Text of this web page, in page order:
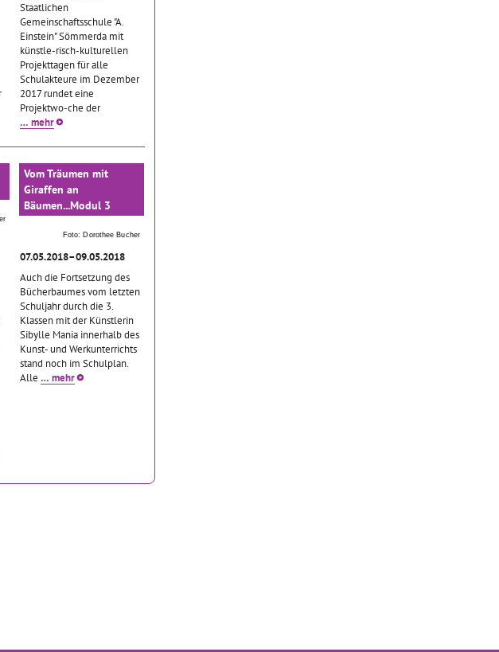
Staatlichen
Gemeinschaftsschule "A.
Einstein" Sömmerda mit
künstle-risch-kulturellen
Projekttagen für alle
Schulakteure im Dezember
2017 rundet eine
Projektwo-che der
… mehr
Vom Träumen mit
Giraffen an
Bäumen...Modul 3
Foto: Dorothee Bucher
07.05.2018–09.05.2018
Auch die Fortsetzung des
Bücherbaumes vom letzten
Schuljahr durch die 3.
Klassen mit der Künstlerin
Sibylle Mania innerhalb des
Kunst- und Werkunterrichts
stand noch im Schulplan.
Alle … mehr